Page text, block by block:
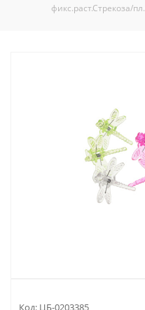
фикс.раст.Стрекоза/
Код: ЦБ-0203385